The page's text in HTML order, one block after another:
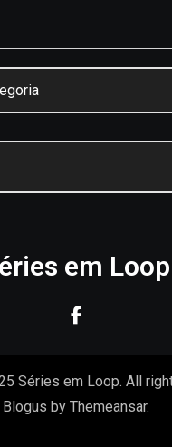
em Loop
Séries em Loop. All
Blogus by Themeansar.